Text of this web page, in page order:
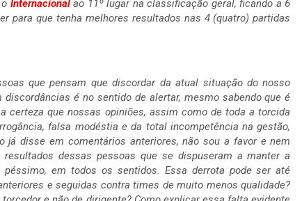
Internacionalao 11º lugar na classificação geral, ficando a 6
para que tenha melhores resultados nas 4 (quatro) partidas
que pensam que discordar da atual situação do nosso
é no sentido de alertar, mesmo sabendo que é
certeza que nossas opiniões, assim como de toda a torcida
falsa modéstia e da total incompetência na gestão,
já disse em comentários anteriores, não sou a favor e nem
dessas pessoas que se dispuseram a manter a
em todos os sentidos. Essa derrota pode ser até
e seguidas contra times de muito menos qualidade?